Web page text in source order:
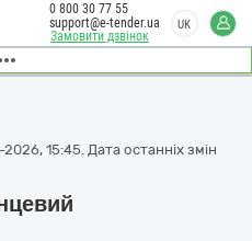
Замовити дзвінок
0 800 30 77 55
support@e-tender.ua
UK
15:45. Дата останніх змін